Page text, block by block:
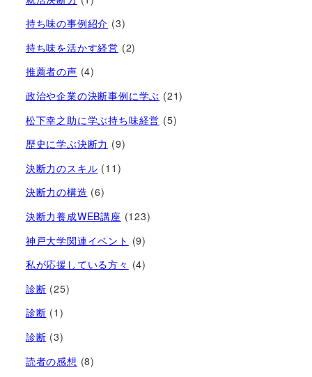
持ち味の事例紹介 (3)
持ち味を活かす経営​ (2)
推薦者の声 (4)
政治や企業の決断事例に学ぶ (21)
松下幸之助に学ぶ持ち味経営 (5)
歴史に学ぶ決断力 (9)
決断力のスキル (11)
決断力の構造 (6)
決断力養成WEB講座 (123)
神戸大学関連イベント (9)
私が応援している方々 (4)
診断 (25)
診断 (1)
診断 (3)
読者の感想 (8)